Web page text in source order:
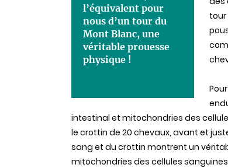
l’équivalent pour
nous d’un tour du
Mont Blanc, une
véritable prouesse
physique !
tour
intestinal et mitochondries des
le crottin de 20 chevaux, avant et
sang et du crottin montrent un
mitochondries des cellules